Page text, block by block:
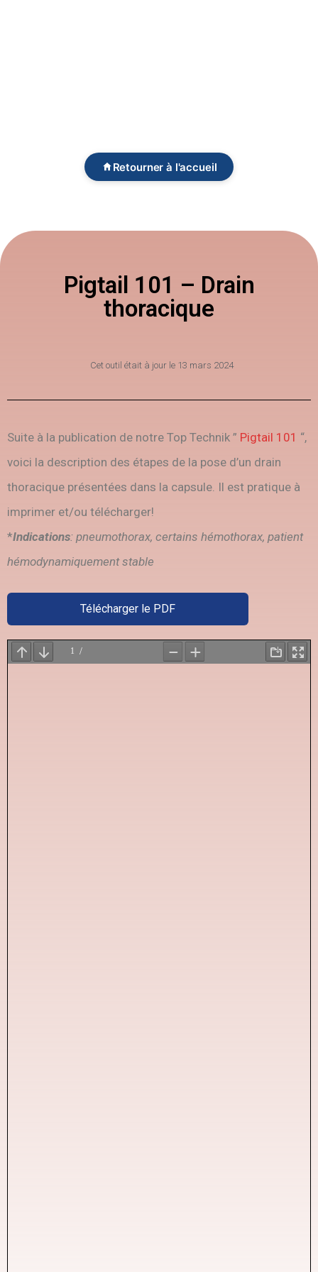
Retourner à l'accueil
Pigtail 101 – Drain
thoracique
Cet outil était à jour le 13 mars 2024
Suite à la publication de notre Top Technik ” Pigtail 101 “,
voici la description des étapes de la pose d’un drain
thoracique présentées dans la capsule. Il est pratique à
imprimer et/ou télécharger!
*Indications: pneumothorax, certains hémothorax, patient
hémodynamiquement stable
Télécharger le PDF